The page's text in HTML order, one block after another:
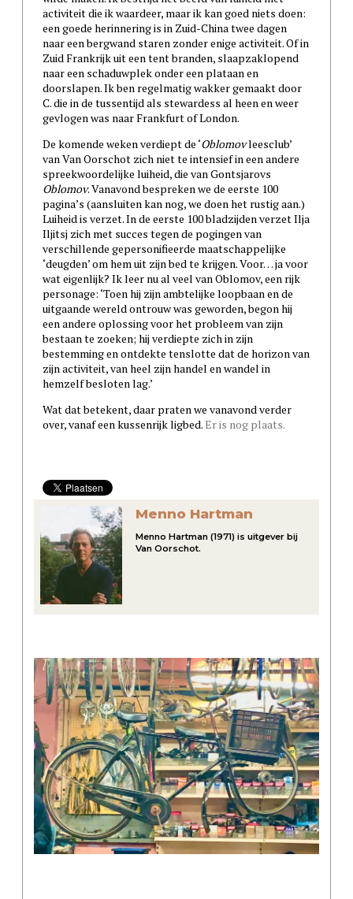
activiteit die ik waardeer, maar ik kan goed niets doen:
een goede herinnering is in Zuid-China twee dagen
naar een bergwand staren zonder enige activiteit. Of in
Zuid Frankrijk uit een tent branden, slaapzaklopend
naar een schaduwplek onder een plataan en
doorslapen. Ik ben regelmatig wakker gemaakt door
C. die in de tussentijd als stewardess al heen en weer
gevlogen was naar Frankfurt of London.
De komende weken verdiept de ‘Oblomovleesclub’
van Van Oorschot zich niet te intensief in een andere
spreekwoordelijke luiheid, die van Gontsjarovs
Oblomov. Vanavond bespreken we de eerste 100
pagina’s (aansluiten kan nog, we doen het rustig aan.)
Luiheid is verzet. In de eerste 100 bladzijden verzet Ilja
Iljitsj zich met succes tegen de pogingen van
verschillende gepersonifieerde maatschappelijke
‘deugden’ om hem uit zijn bed te krijgen. Voor… ja voor
wat eigenlijk? Ik leer nu al veel van Oblomov, een rijk
personage: ‘Toen hij zijn ambtelijke loopbaan en de
uitgaande wereld ontrouw was geworden, begon hij
een andere oplossing voor het probleem van zijn
bestaan te zoeken; hij verdiepte zich in zijn
bestemming en ontdekte tenslotte dat de horizon van
zijn activiteit, van heel zijn handel en wandel in
hemzelf besloten lag.’
Wat dat betekent, daar praten we vanavond verder
over, vanaf een kussenrijk ligbed.Er is nog plaats.
Menno Hartman
Menno Hartman (1971) is uitgever bij
Van Oorschot.